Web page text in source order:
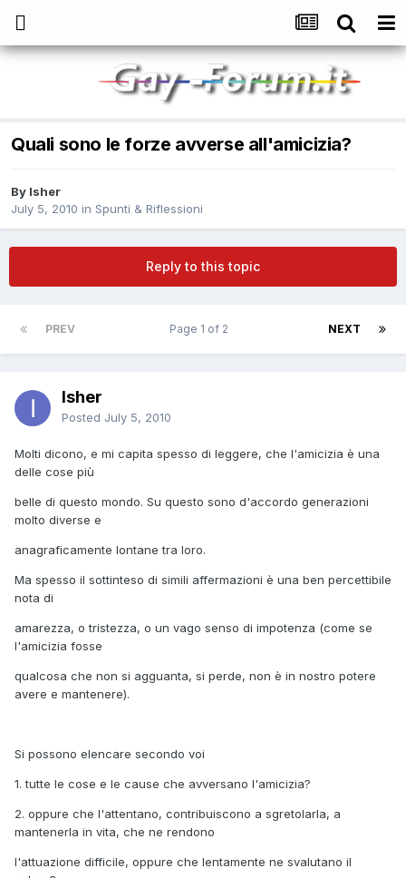
Quali sono le forze avverse all'amicizia?
By Isher
July 5, 2010 in Spunti & Riflessioni
Reply to this topic
PREV NEXT
Page 1 of 2
Isher
Posted July 5, 2010
Molti dicono, e mi capita spesso di leggere, che l'amicizia è una
delle cose più
belle di questo mondo. Su questo sono d'accordo generazioni
molto diverse e
anagraficamente lontane tra loro.
Ma spesso il sottinteso di simili affermazioni è una ben percettibile
nota di
amarezza, o tristezza, o un vago senso di impotenza (come se
l'amicizia fosse
qualcosa che non si agguanta, si perde, non è in nostro potere
avere e mantenere).
Si possono elencare secondo voi
1. tutte le cose e le cause che avversano l'amicizia?
2. oppure che l'attentano, contribuiscono a sgretolarla, a
mantenerla in vita, che ne rendono
l'attuazione difficile, oppure che lentamente ne svalutano il